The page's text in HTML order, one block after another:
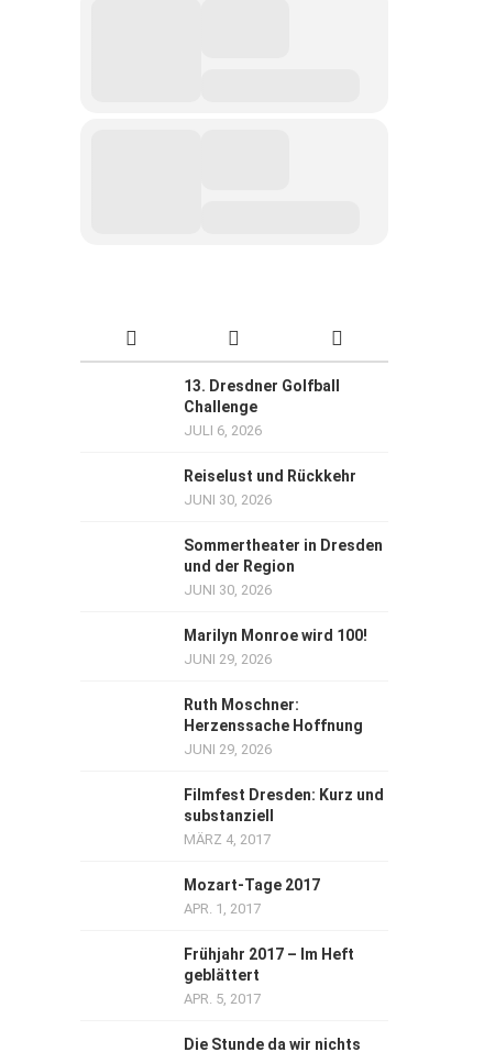
13. Dresdner Golfball
Challenge
JULI 6, 2026
Reiselust und Rückkehr
JUNI 30, 2026
Sommertheater in Dresden
und der Region
JUNI 30, 2026
Marilyn Monroe wird 100!
JUNI 29, 2026
Ruth Moschner:
Herzenssache Hoffnung
JUNI 29, 2026
Filmfest Dresden: Kurz und
substanziell
MÄRZ 4, 2017
Mozart-Tage 2017
APR. 1, 2017
Frühjahr 2017 – Im Heft
geblättert
APR. 5, 2017
Die Stunde da wir nichts